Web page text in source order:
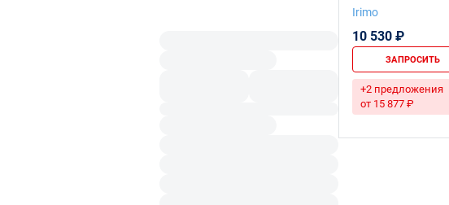
Irimo
10 530 ₽
ЗАПРОСИТЬ
+2 предложения
от 15 877 ₽